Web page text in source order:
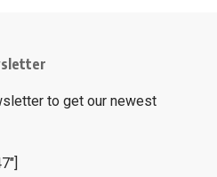
to get our newest